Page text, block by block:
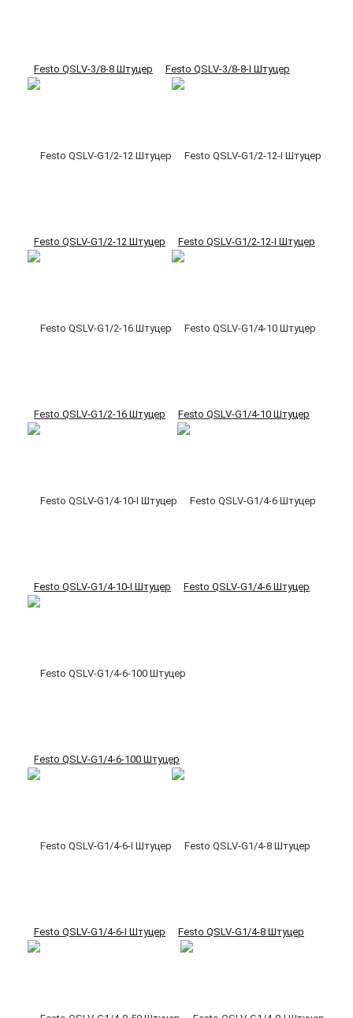
Festo QSLV-3/8-8 Штуцер Festo QSLV-3/8-8-I Штуцер
Festo QSLV-G1/2-12 Штуцер Festo QSLV-G1/2-12-I Штуцер
Festo QSLV-G1/2-16 Штуцер Festo QSLV-G1/4-10 Штуцер
Festo QSLV-G1/4-10-I Штуцер Festo QSLV-G1/4-6 Штуцер
Festo QSLV-G1/4-6-100 Штуцер
Festo QSLV-G1/4-6-I Штуцер Festo QSLV-G1/4-8 Штуцер